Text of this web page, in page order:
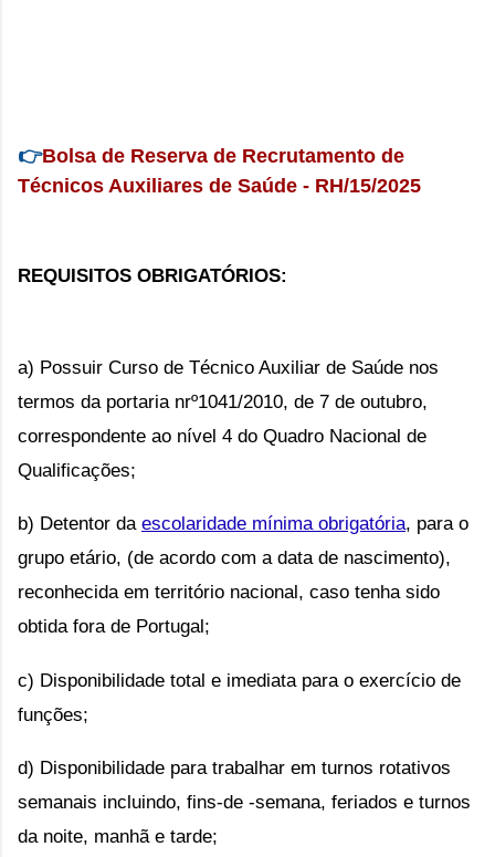
👉Bolsa de Reserva de Recrutamento de
Técnicos Auxiliares de Saúde - RH/15/2025
REQUISITOS OBRIGATÓRIOS:
a) Possuir Curso de Técnico Auxiliar de Saúde nos
termos da portaria nrº1041/2010, de 7 de outubro,
correspondente ao nível 4 do Quadro Nacional de
Qualificações;
b) Detentor da escolaridade mínima obrigatória, para o
grupo etário, (de acordo com a data de nascimento),
reconhecida em território nacional, caso tenha sido
obtida fora de Portugal;
c) Disponibilidade total e imediata para o exercício de
funções;
d) Disponibilidade para trabalhar em turnos rotativos
semanais incluindo, fins-de -semana, feriados e turnos
da noite, manhã e tarde;